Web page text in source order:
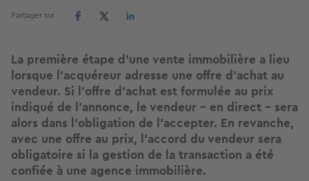
Partager sur
La première étape d’une vente immobilière a lieu
lorsque l’acquéreur adresse une offre d’achat au
vendeur. Si l'offre d'achat est formulée au prix
indiqué de l’annonce, le vendeur - en direct - sera
alors dans l'obligation de l'accepter. En revanche,
avec une offre au prix, l'accord du vendeur sera
obligatoire si la gestion de la transaction a été
confiée à une agence immobilière.